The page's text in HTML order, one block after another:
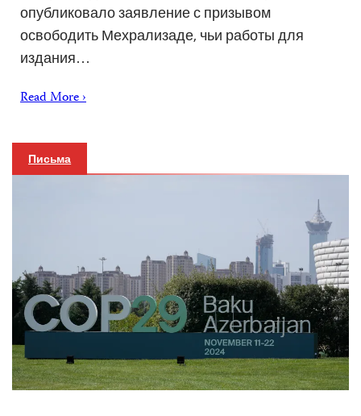
опубликовало заявление с призывом
освободить Мехрализаде, чьи работы для
издания…
Read More ›
Письма